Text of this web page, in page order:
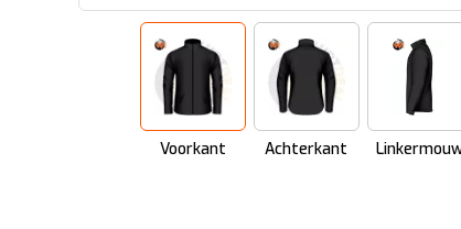
Voorkant Achterkant